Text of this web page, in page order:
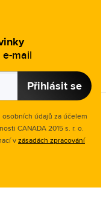
mail
Přihlásit se
údajů za účelem
CANADA 2015 s. r. o.
vzásadách zpracování